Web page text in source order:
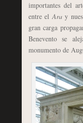
importantes del
entre elAray
gran carga
Benevento se
monumento de